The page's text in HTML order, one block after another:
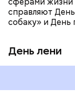
справляют
собаку» и День
День лени
День
можно,
счастливыми